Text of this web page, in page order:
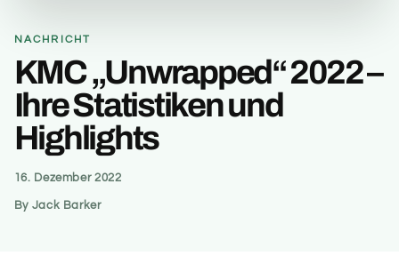
NACHRICHT
KMC „Unwrapped“ 2022 –
Ihre Statistiken und
Highlights
16. Dezember 2022
By Jack Barker